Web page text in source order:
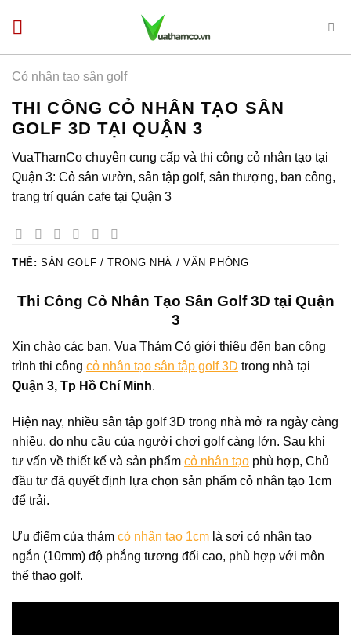
dung
Cỏ nhân tạo sân golf
THI CÔNG CỎ NHÂN TẠO SÂN
GOLF 3D TẠI QUẬN 3
VuaThamCo chuyên cung cấp và thi công cỏ nhân tạo tại
Quận 3: Cỏ sân vườn, sân tập golf, sân thượng, ban công,
trang trí quán cafe tại Quận 3
THẺ: SÂN GOLF / TRONG NHÀ / VĂN PHÒNG
Thi Công Cỏ Nhân Tạo Sân Golf 3D tại Quận
3
Xin chào các bạn, Vua Thảm Cỏ giới thiệu đến bạn công
trình thi công cỏ nhân tạo sân tập golf 3D trong nhà tại
Quận 3, Tp Hồ Chí Minh.
Hiện nay, nhiều sân tập golf 3D trong nhà mở ra ngày càng
nhiều, do nhu cầu của người chơi golf càng lớn. Sau khi
tư vấn về thiết kế và sản phẩm cỏ nhân tạo phù hợp, Chủ
đầu tư đã quyết định lựa chọn sản phẩm cỏ nhân tạo 1cm
để trải.
Ưu điểm của thảm cỏ nhân tạo 1cm là sợi cỏ nhân tao
ngắn (10mm) độ phẳng tương đối cao, phù hợp với môn
thể thao golf.